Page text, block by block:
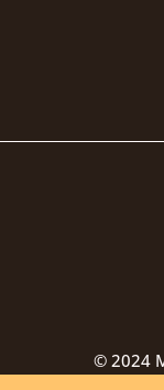
© 2024